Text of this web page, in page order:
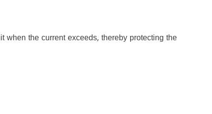
the current exceeds, thereby protecting the